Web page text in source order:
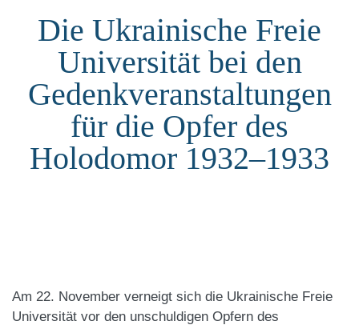
Die Ukrainische Freie
Universität bei den
Gedenkveranstaltungen
für die Opfer des
Holodomor 1932–1933
Am 22. November verneigt sich die Ukrainische Freie
Universität vor den unschuldigen Opfern des